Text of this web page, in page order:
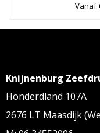
Vanaf
Knijnenburg
Honderdland 107A
2676 LT Maasdijk